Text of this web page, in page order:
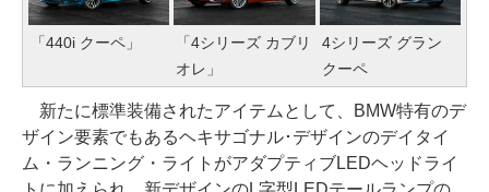
「440i クーペ」
「4シリーズ カブリ
オレ」
4シリーズ グラン
クーペ
新たに標準装備されたアイテムとして、BMW特有のデ
ザイン要素でもあるヘキサゴナル･デザインのデイタイ
ム・ランニング・ライトがアダプティブLEDヘッドライ